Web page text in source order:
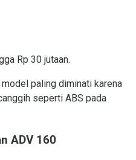
Rp 30 jutaan.
paling diminati karena
seperti ABS pada
ADV 160